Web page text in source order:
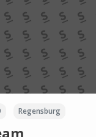
Regensburg